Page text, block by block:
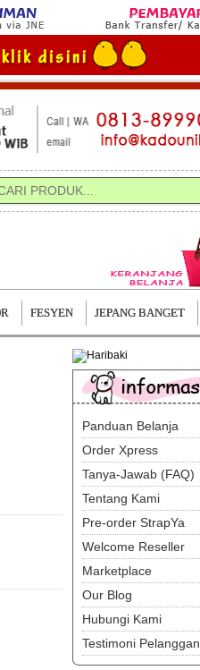
FESYEN JEPANG BANGET
Panduan Belanja
Order Xpress
Tanya-Jawab (FAQ)
Tentang Kami
Pre-order StrapYa
Welcome Reseller
Marketplace
Our Blog
Hubungi Kami
Testimoni Pelanggan